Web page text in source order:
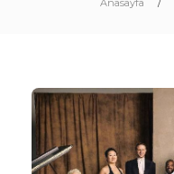
Anasayfa